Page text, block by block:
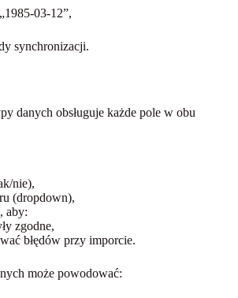
03-12”,
synchronizacji.
danych obsługuje każde pole w obu
nie),
(dropdown),
aby:
zgodne,
błędów przy imporcie.
może powodować: